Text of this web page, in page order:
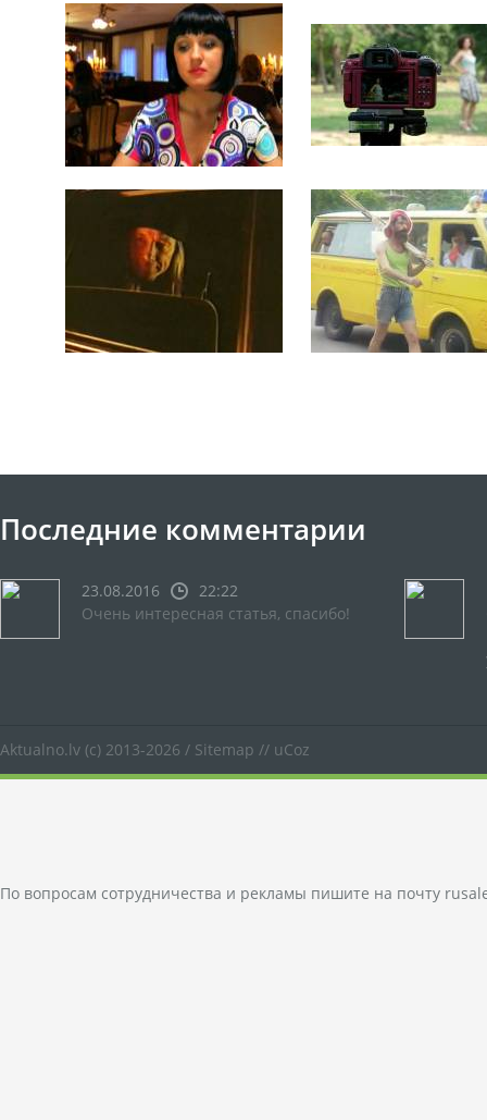
Последние комментарии
23.08.2016
22:22
Очень интересная статья, спасибо!
Aktualno.lv (c) 2013-2026 / Sitemap // uCoz
По вопросам сотрудничества и рекламы пишите на почту